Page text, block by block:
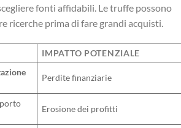
fonti affidabili. Le truffe possono
ricerche prima di fare grandi acquisti.
IMPATTO POTENZIALE
Perdite finanziarie
Erosione dei profitti